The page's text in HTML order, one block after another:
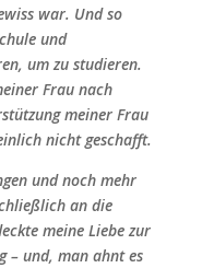
war. Und so
und
um zu studieren.
Frau nach
meiner Frau
nicht geschafft.
und noch mehr
an die
meine Liebe zur
– und, man ahnt es